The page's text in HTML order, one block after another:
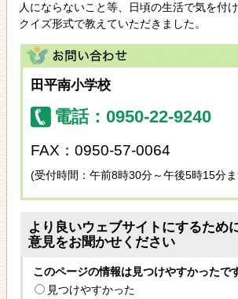
人にならないこと等、日頃の生活で気を付
クイズ形式で教えていただきました。
田平南小学校
電話：0950-22-9240
FAX：0950-57-0064
(受付時間：午前8時30分～午後5時15分
より良いウェブサイトにするため
意見をお聞かせください
このページの情報は見つけやすかったで
見つけやすかった